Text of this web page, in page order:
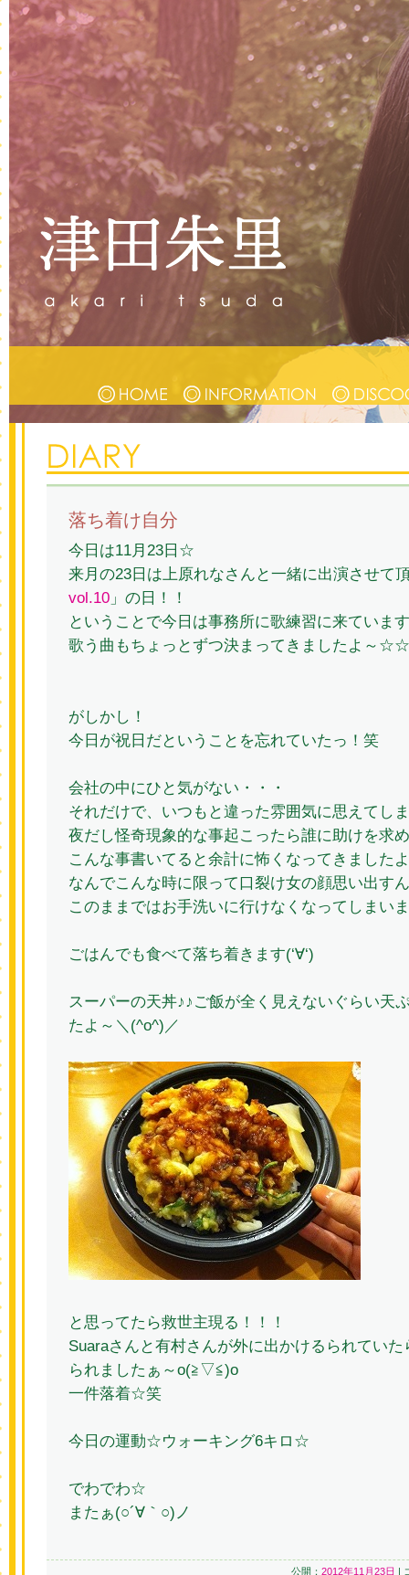
落ち着け自分
今日は11月23日☆
来月の23日は上原れなさんと一緒に出演させて
vol.10 」の日！！
ということで今日は事務所に歌練習に来ていま
歌う曲もちょっとずつ決まってきましたよ～☆☆
がしかし！
今日が祝日だということを忘れていたっ！笑
会社の中にひと気がない・・・
それだけで、いつもと違った雰囲気に思えてし
夜だし怪奇現象的な事起こったら誰に助けを求
こんな事書いてると余計に怖くなってきました
なんでこんな時に限って口裂け女の顔思い出す
このままではお手洗いに行けなくなってしまい
ごはんでも食べて落ち着きます(‘∀‘)
スーパーの天丼♪♪ご飯が全く見えないぐらい天
たよ～＼(^o^)／
と思ってたら救世主現る！！！
Suaraさんと有村さんが外に出かけるられてい
られましたぁ～o(≧▽≦)o
一件落着☆笑
今日の運動☆ウォーキング6キロ☆
でわでわ☆
またぁ(○´∀｀○)ノ
公開： 2012年11月23日 |